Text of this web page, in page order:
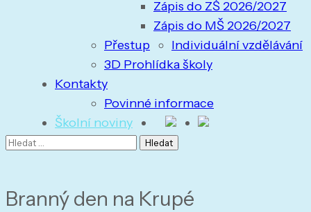
Zápis do ZŠ 2026/2027
Zápis do MŠ 2026/2027
Přestup
Individuální vzdělávání
3D Prohlídka školy
Kontakty
Povinné informace
Školní noviny
Branný den na Krupé